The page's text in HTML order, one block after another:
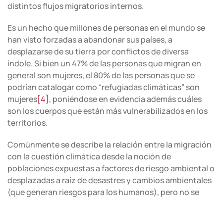
distintos flujos migratorios internos.
Es un hecho que millones de personas en el mundo se
han visto forzadas a abandonar sus países, a
desplazarse de su tierra por conflictos de diversa
índole. Si bien un 47% de las personas que migran en
general son mujeres, el 80% de las personas que se
podrían catalogar como “refugiadas climáticas” son
mujeres[4] , poniéndose en evidencia además cuáles
son los cuerpos que están más vulnerabilizados en los
territorios.
Comúnmente se describe la relación entre la migración
con la cuestión climática desde la noción de
poblaciones expuestas a factores de riesgo ambiental o
desplazadas a raíz de desastres y cambios ambientales
(que generan riesgos para los humanos), pero no se